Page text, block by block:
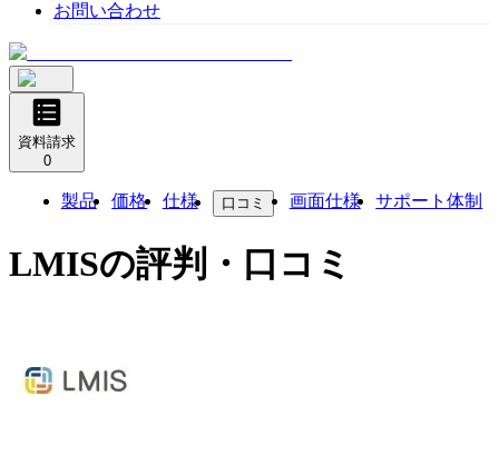
お問い合わせ
資料請求
0
製品 価格 仕様 口コミ 画面仕様 サポート体制
LMISの評判・口コミ